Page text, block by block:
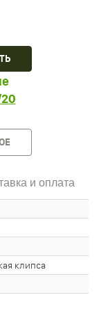
и оплата
клипса